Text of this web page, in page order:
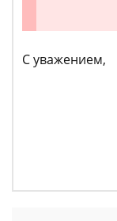
С уважением,